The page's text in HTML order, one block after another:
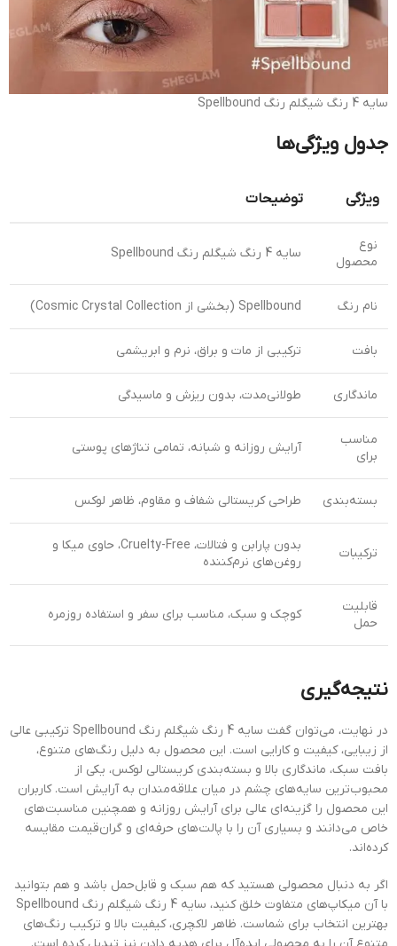
سایه 4 رنگ شیگلم رنگ Spellbound
جدول ویژگی‌ها
ویژگی توضیحات
نوع
محصول
سایه 4 رنگ شیگلم رنگ Spellbound
نام رنگ Spellbound (بخشی از Cosmic Crystal Collection)
بافت ترکیبی از مات و براق، نرم و ابریشمی
ماندگاری طولانی‌مدت، بدون ریزش و ماسیدگی
مناسب
برای
آرایش روزانه و شبانه، تمامی تناژهای پوستی
بسته‌بندی طراحی کریستالی شفاف و مقاوم، ظاهر لوکس
ترکیبات
بدون پارابن و فتالات، Cruelty-Free، حاوی میکا و
روغن‌های نرم‌کننده
قابلیت
حمل
کوچک و سبک، مناسب برای سفر و استفاده روزمره
نتیجه‌گیری
در نهایت، می‌توان گفت سایه 4 رنگ شیگلم رنگ Spellbound ترکیبی عالی
از زیبایی، کیفیت و کارایی است. این محصول به دلیل رنگ‌های متنوع،
بافت سبک، ماندگاری بالا و بسته‌بندی کریستالی لوکس، یکی از
محبوب‌ترین سایه‌های چشم در میان علاقه‌مندان به آرایش است. کاربران
این محصول را گزینه‌ای عالی برای آرایش روزانه و همچنین مناسبت‌های
خاص می‌دانند و بسیاری آن را با پالت‌های حرفه‌ای و گران‌قیمت مقایسه
کرده‌اند.
اگر به دنبال محصولی هستید که هم سبک و قابل‌حمل باشد و هم بتوانید
با آن میکاپ‌های متفاوت خلق کنید، سایه 4 رنگ شیگلم رنگ Spellbound
بهترین انتخاب برای شماست. ظاهر لاکچری، کیفیت بالا و ترکیب رنگ‌های